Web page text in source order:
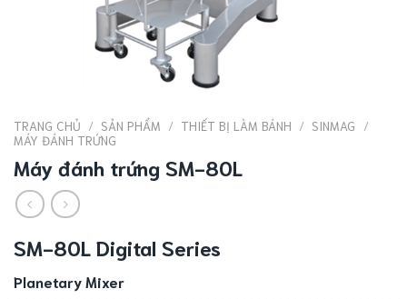
TRANG CHỦ / SẢN PHẨM / THIẾT BỊ LÀM BÁNH / SINMAG
/
MÁY ĐÁNH TRỨNG
Máy đánh trứng SM-80L
SM-80L Digital Series
Planetary Mixer